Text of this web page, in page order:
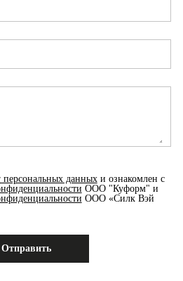
персональных данныхи ознакомлен с
ООО "Куформ" и
ООО «Силк Вэй